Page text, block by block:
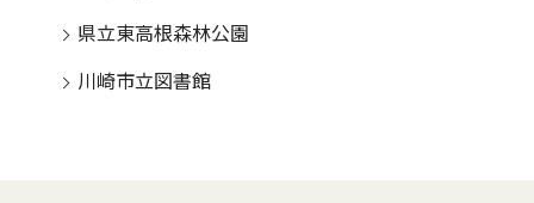
県立東高根森林公園
川崎市立図書館